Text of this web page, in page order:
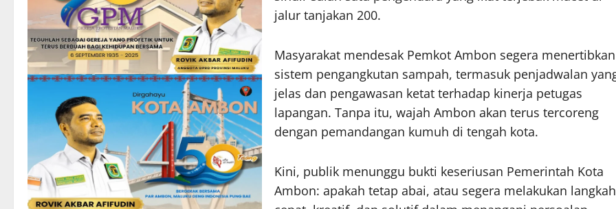
jalur tanjakan 200.
Masyarakat mendesak Pemkot Ambon segera menertibkan
sistem pengangkutan sampah, termasuk penjadwalan
jelas dan pengawasan ketat terhadap kinerja petugas
lapangan. Tanpa itu, wajah Ambon akan terus tercoreng
dengan pemandangan kumuh di tengah kota.
Kini, publik menunggu bukti keseriusan Pemerintah Kota
Ambon: apakah tetap abai, atau segera melakukan langkah